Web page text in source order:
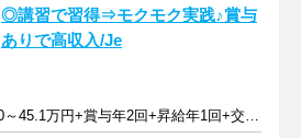
◎講習で習得⇒モクモク実践♪賞与
ありで高収入/Je
月給30～45.1万円+賞与年2回+昇給年1回+交通費全額